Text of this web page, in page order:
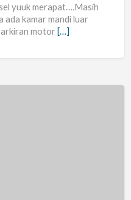
yuuk merapat….Masih
ada kamar mandi luar
motor[…]